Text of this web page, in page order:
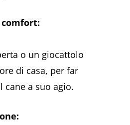
o un giocattolo
di casa, per far
cane a suo agio.